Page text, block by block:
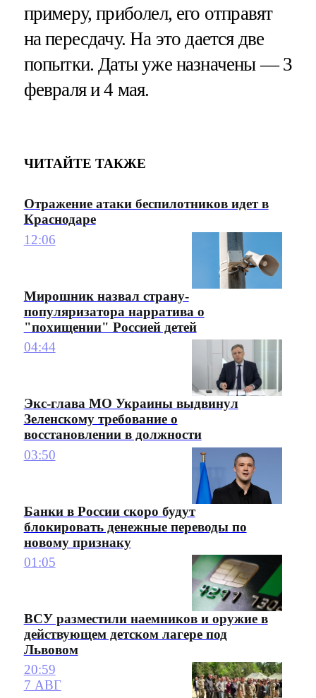
примеру, приболел, его отправят
на пересдачу. На это дается две
попытки. Даты уже назначены — 3
февраля и 4 мая.
ЧИТАЙТЕ ТАКЖЕ
Отражение атаки беспилотников идет в
Краснодаре
12:06
Мирошник назвал страну-
популяризатора нарратива о
"похищении" Россией детей
04:44
Экс-глава МО Украины выдвинул
Зеленскому требование о
восстановлении в должности
03:50
Банки в России скоро будут
блокировать денежные переводы по
новому признаку
01:05
ВСУ разместили наемников и оружие в
действующем детском лагере под
Львовом
20:59
7 АВГ